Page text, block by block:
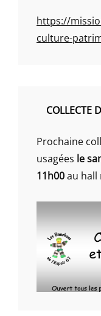
https://
culture-
COLLECTE
Prochaine
usagées le
11h00au hall